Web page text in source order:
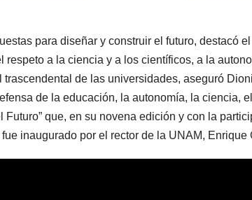
para diseñar y construir el futuro, destacó
respeto a la ciencia y a los científicos, a la
trascendental de las universidades, aseguró
de la educación, la autonomía, la ciencia,
Futuro” que, en su novena edición y con la
inaugurado por el rector de la UNAM, Enrique